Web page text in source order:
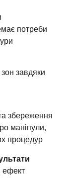
потреби
завдяки
збереження
маніпули,
процедур
ефект